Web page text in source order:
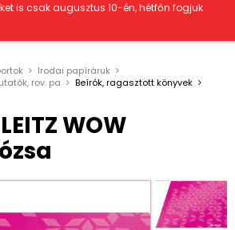
is csak augusztus 10-én, hétfőn fogjuk
Irodai papíráruk
rov. pa
Beírók, ragasztott könyvek
WOW